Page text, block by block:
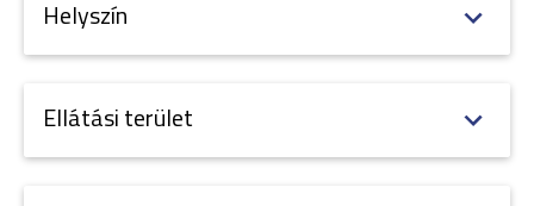
Helyszín
Ellátási terület